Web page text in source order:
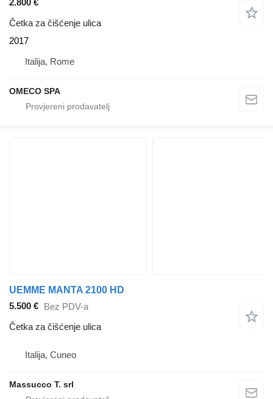
Četka za čišćenje ulica
2017
Italija, Rome
OMECO SPA
UEMME MANTA 2100 HD
5.500 € Bez PDV-a
Četka za čišćenje ulica
Italija, Cuneo
Massucco T. srl